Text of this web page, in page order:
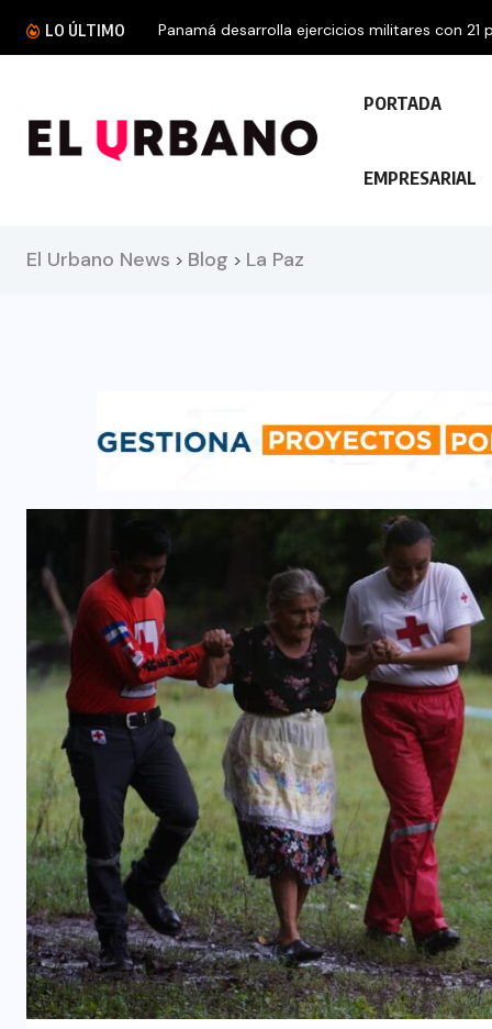
LO ÚLTIMO Panamá desarrolla ejercicios militares con 21
PORTADA
EMPRESARIAL
El Urbano News > Blog > La Paz
INTERNACIONAL
Félix Ulloa viaja a Colombia para
asistir a toma de posesión
presidencial
6 AGOSTO, 2026